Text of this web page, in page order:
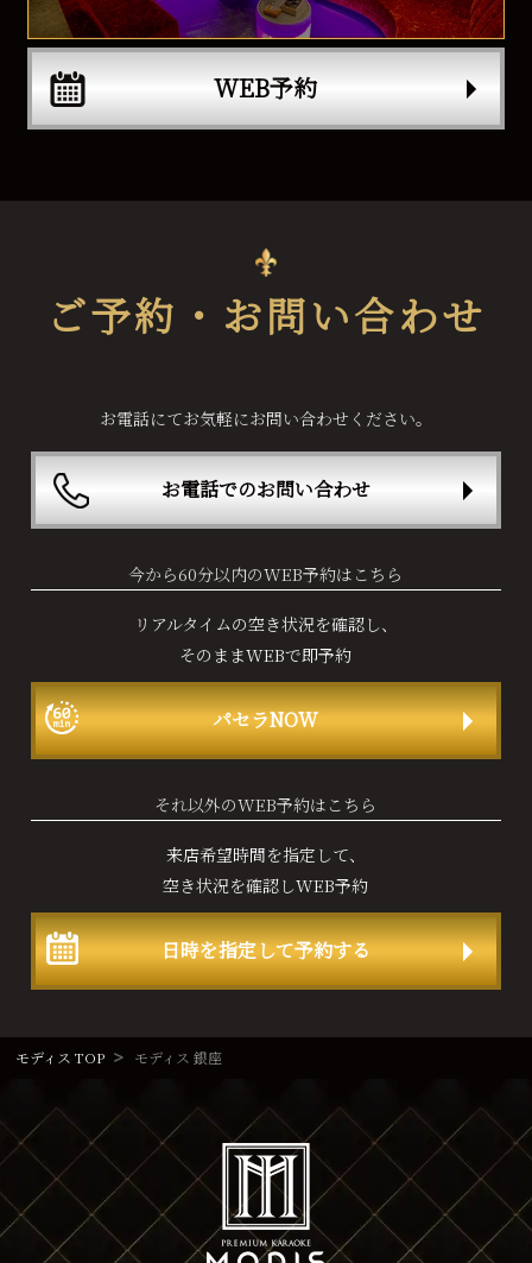
WEB予約
ご予約・お問い合わせ
お電話にてお気軽にお問い合わせください。
お電話でのお問い合わせ
今から60分以内のWEB予約はこちら
リアルタイムの空き状況を確認し、
そのままWEBで即予約
パセラNOW
それ以外のWEB予約はこちら
来店希望時間を指定して、
空き状況を確認しWEB予約
日時を指定して予約する
モディス TOP モディス 銀座